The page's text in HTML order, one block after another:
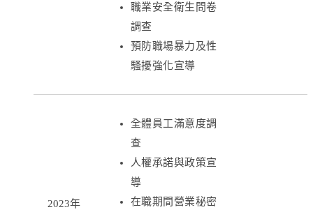
職業安全衛生問卷
調查
預防職場暴力及性
騷擾強化宣導
2023年
全體員工滿意度調
查
人權承諾與政策宣
導
在職期間營業秘密